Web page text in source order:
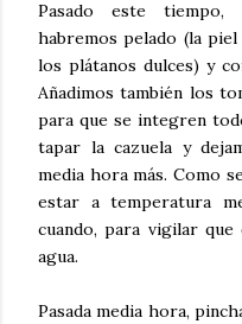
Pasado este tiempo,
habremos pelado (la
los plátanos dulces) y
Añadimos también los
para que se integren
tapar la cazuela y
media hora más. Como
estar a temperatura
cuando, para vigilar
agua.
Pasada media hora,